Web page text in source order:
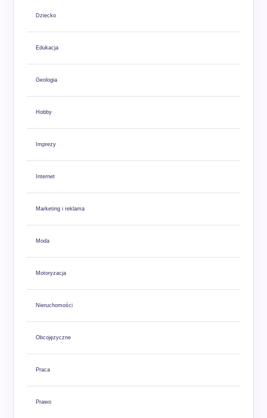
Dziecko
Edukacja
Geologia
Hobby
Imprezy
Internet
Marketing i reklama
Moda
Motoryzacja
Nieruchomości
Obcojęzyczne
Praca
Prawo